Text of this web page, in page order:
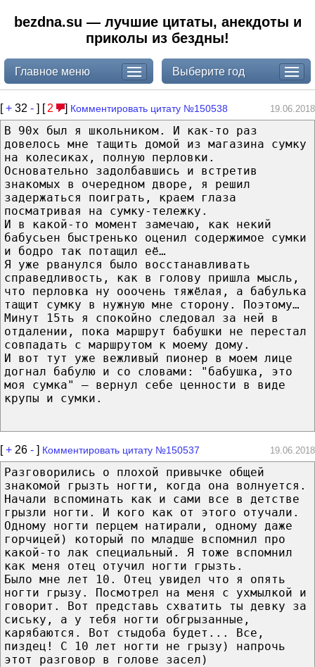
bezdna.su — лучшие цитаты, анекдоты и
приколы из бездны!
Главное меню Выберите год
[+ 32 - ] [ 2 ] Комментировать цитату №150538 19.06.2018
В 90х был я школьником. И как-то раз
довелось мне тащить домой из магазина сумку
на колесиках, полную перловки.
Основательно задолбавшись и встретив
знакомых в очередном дворе, я решил
задержаться поиграть, краем глаза
посматривая на сумку-тележку.
И в какой-то момент замечаю, как некий
бабусьен быстренько оценил содержимое сумки
и бодро так потащил её…
Я уже рванулся было восстанавливать
справедливость, как в голову пришла мысль,
что перловка ну ооочень тяжёлая, а бабулька
тащит сумку в нужную мне сторону. Поэтому…
Минут 15ть я спокойно следовал за ней в
отдалении, пока маршрут бабушки не перестал
совпадать с маршрутом к моему дому.
И вот тут уже вежливый пионер в моем лице
догнал бабулю и со словами: "бабушка, это
моя сумка" – вернул себе ценности в виде
крупы и сумки.
[+ 26 - ] Комментировать цитату №150537 19.06.2018
Разговорились о плохой привычке общей
знакомой грызть ногти, когда она волнуется.
Начали вспоминать как и сами все в детстве
грызли ногти. И кого как от этого отучали.
Одному ногти перцем натирали, одному даже
горчицей) который по младше вспомнил про
какой-то лак специальный. Я тоже вспомнил
как меня отец отучил ногти грызть.
Было мне лет 10. Отец увидел что я опять
ногти грызу. Посмотрел на меня с ухмылкой и
говорит. Вот представь схватить ты девку за
сиську, а у тебя ногти обгрызанные,
карябаются. Вот стыдоба будет... Все,
пиздец! С 10 лет ногти не грызу) напрочь
этот разговор в голове засел)